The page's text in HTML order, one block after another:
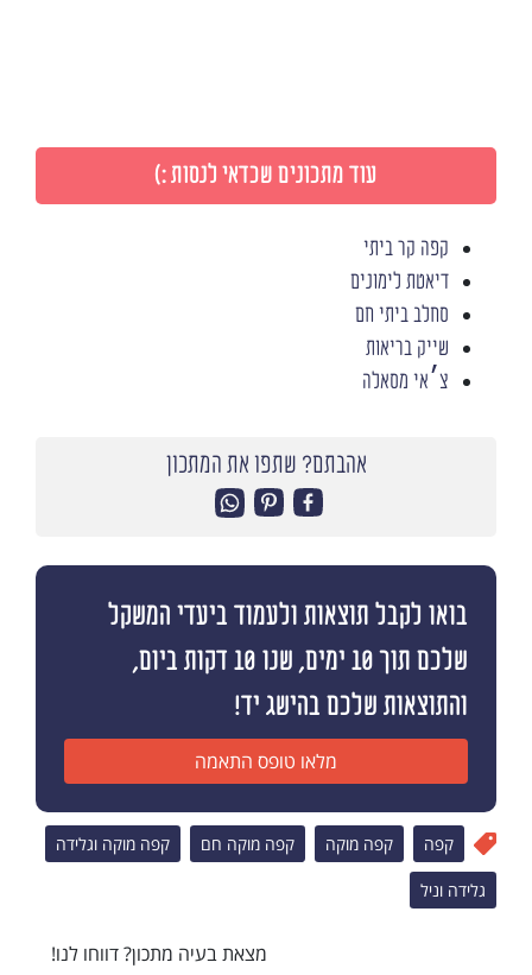
עוד מתכונים שכדאי לנסות :)
קפה קר ביתי
דיאטת לימונים
סחלב ביתי חם
שייק בריאות
צ׳אי מסאלה
אהבתם? שתפו את המתכון
בואו לקבל תוצאות ולעמוד ביעדי המשקל
שלכם תוך 10 ימים, שנו 10 דקות ביום,
והתוצאות שלכם בהישג יד!
מלאו טופס התאמה
קפה קפה מוקה קפה מוקה חם קפה מוקה וגלידה
גלידה וניל
מצאת בעיה מתכון? דווחו לנו!